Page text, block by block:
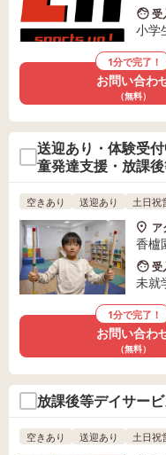
受
小学
1分で完了！
お問い合わ
（無料）
送迎あり・体験受
童発達支援・放課
空きあり 送迎あり 土日祝
ア
香櫨
受
未就
1分で完了！
お問い合わ
（無料）
放課後等デイサー
空きあり 送迎あり 土日祝